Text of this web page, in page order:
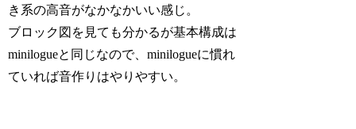
き系の高音がなかなかいい感じ。
ブロック図を見ても分かるが基本構成は
minilogueと同じなので、minilogueに慣れ
ていれば音作りはやりやすい。